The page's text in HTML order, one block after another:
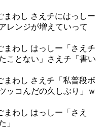
まわし さえチにはっしー
レンジが増えていって
まわし はっしー「さえチ
ことない」さえチ「書い
まわし さえチ「私普段ボ
ッコんだの久しぶり」ｗ
まわし はっしー「さえ
」